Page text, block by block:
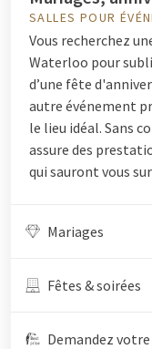
SALLES POUR
Vous recherchez
Waterloo pour
d’une fête
autre événement
le lieu idéal. Sans
assure des
qui sauront vous
Mariages
Fêtes & soirées
Demandez